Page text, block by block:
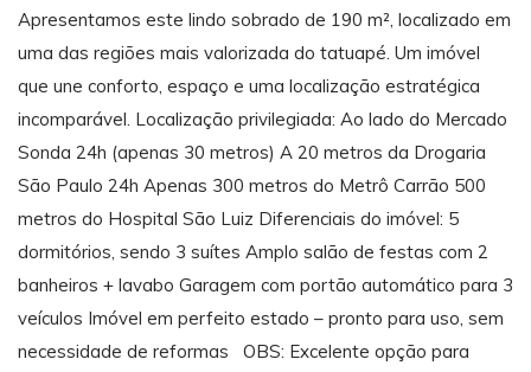
Apresentamos este lindo sobrado de 190 m², localizado em
uma das regiões mais valorizada do tatuapé. Um imóvel
que une conforto, espaço e uma localização estratégica
incomparável. Localização privilegiada: Ao lado do Mercado
Sonda 24h (apenas 30 metros) A 20 metros da Drogaria
São Paulo 24h Apenas 300 metros do Metrô Carrão 500
metros do Hospital São Luiz Diferenciais do imóvel: 5
dormitórios, sendo 3 suítes Amplo salão de festas com 2
banheiros + lavabo Garagem com portão automático para 3
veículos Imóvel em perfeito estado – pronto para uso, sem
necessidade de reformas OBS: Excelente opção para